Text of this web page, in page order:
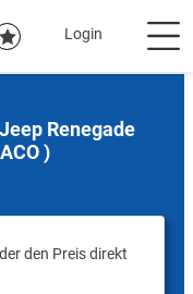
Login
Renegade
)
den Preis direkt